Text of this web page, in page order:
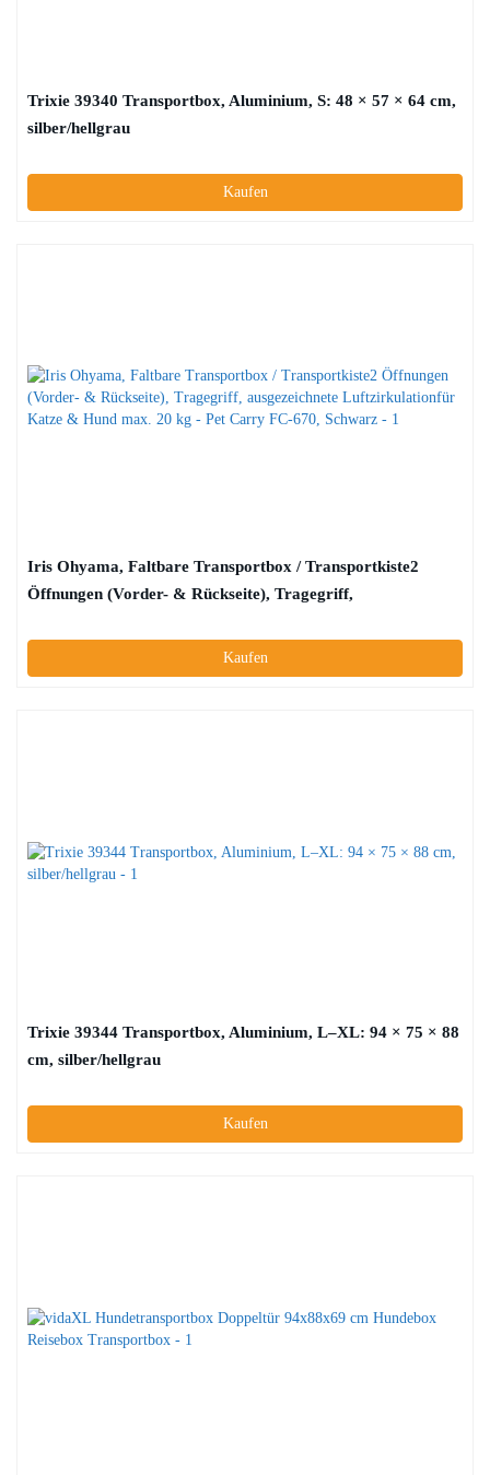
Trixie 39340 Transportbox, Aluminium, S: 48 × 57 × 64 cm,
silber/hellgrau
Kaufen
Iris Ohyama, Faltbare Transportbox / Transportkiste2
Öffnungen (Vorder- & Rückseite), Tragegriff,
– Pet Carry FC-670, Schwarz
Kaufen
Trixie 39344 Transportbox, Aluminium, L–XL: 94 × 75 × 88
cm, silber/hellgrau
Kaufen